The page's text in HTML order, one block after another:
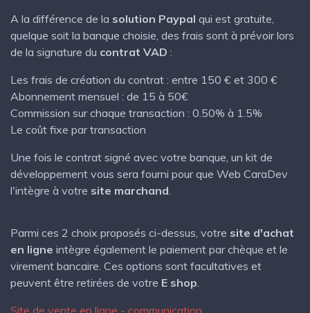
A la différence de la solution Paypal qui est gratuite,
quelque soit la banque choisie, des frais sont à prévoir lors
de la signature du contrat VAD :
Les frais de création du contrat : entre 150 € et 300 €
Abonnement mensuel : de 15 à 50€
Commission sur chaque transaction : 0.50% à 1.5%
Le coût fixe par transaction
Une fois le contrat signé avec votre banque, un kit de
développement vous sera fourni pour que Web CaraDev
l'intègre à votre site marchand.
Parmi ces 2 choix proposés ci-dessus, votre site d'achat
en ligne intègre également le paiement par chèque et le
virement bancaire. Ces options sont facultatives et
peuvent être retirées de votre E shop.
Site de vente en ligne - communication